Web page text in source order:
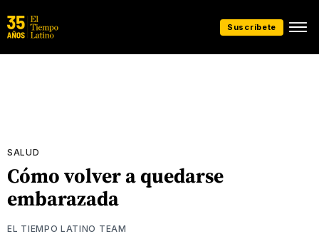
Suscríbete
SALUD
Cómo volver a quedarse
embarazada
EL TIEMPO LATINO TEAM